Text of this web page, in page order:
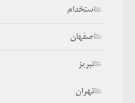
استخدام
اصفهان
تبریز
تهران